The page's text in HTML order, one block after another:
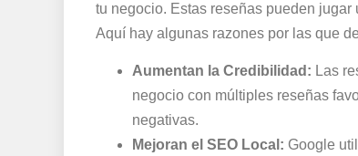
tu negocio. Estas reseñas pueden
Aquí hay algunas razones por las que
Aumentan la Credibilidad: Las
negocio con múltiples reseñas
negativas.
Mejoran el SEO Local: Google